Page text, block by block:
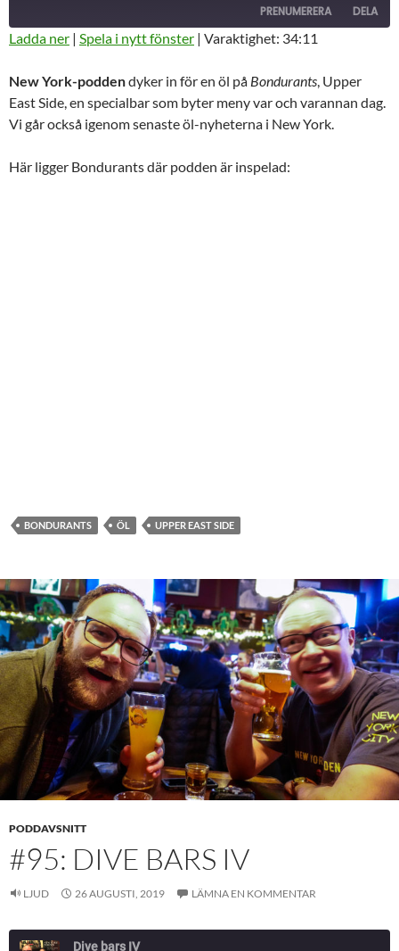
SEKUNDER
SEKUNDER
PRENUMERERA DELA
FLÖDE
LÄNK
BÄDDA IN
Ladda ner | Spela i nytt fönster | Varaktighet: 34:11
New York-poddendyker in för en öl på Bondurants , Upper
East Side, en specialbar som byter meny var och varannan dag.
Vi går också igenom senaste öl-nyheterna i New York.
Här ligger Bondurants där podden är inspelad:
BONDURANTS ÖL UPPER EAST SIDE
PODDAVSNITT
#95: DIVE BARS IV
LJUD 26 AUGUSTI, 2019 LÄMNA EN KOMMENTAR
Dive bars IV